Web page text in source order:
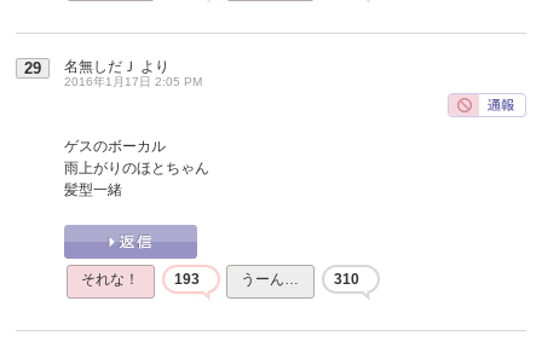
29 名無しだＪ より
2016年1月17日 2:05 PM
ゲスのボーカル
雨上がりのほとちゃん
髪型一緒
それな！ 193 うーん… 310